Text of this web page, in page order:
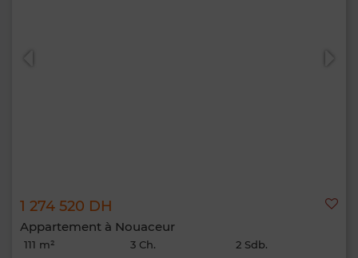
1 274 520 DH
Appartement à Nouaceur
111 m² 3 Ch. 2 Sdb.